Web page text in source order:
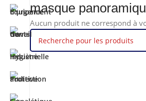
masque
Aucun produit ne correspond à